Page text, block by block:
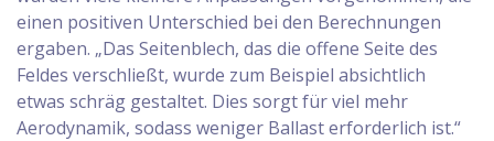
einen positiven Unterschied bei den Berechnungen
ergaben. „Das Seitenblech, das die offene Seite des
Feldes verschließt, wurde zum Beispiel absichtlich
etwas schräg gestaltet. Dies sorgt für viel mehr
Aerodynamik, sodass weniger Ballast erforderlich ist.“